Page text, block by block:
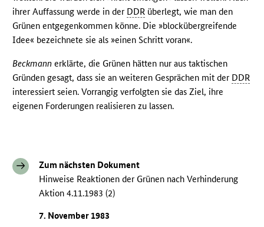
ihrer Auffassung werde in der DDR überlegt, wie man den
Grünen entgegenkommen könne. Die »blockübergreifende
Idee« bezeichnete sie als »einen Schritt voran«.
Beckmann erklärte, die Grünen hätten nur aus taktischen
Gründen gesagt, dass sie an weiteren Gesprächen mit der DDR
interessiert seien. Vorrangig verfolgten sie das Ziel, ihre
eigenen Forderungen realisieren zu lassen.
Zum nächsten Dokument
Hinweise Reaktionen der Grünen nach Verhinderung
Aktion 4.11.1983 (2)
7. November 1983